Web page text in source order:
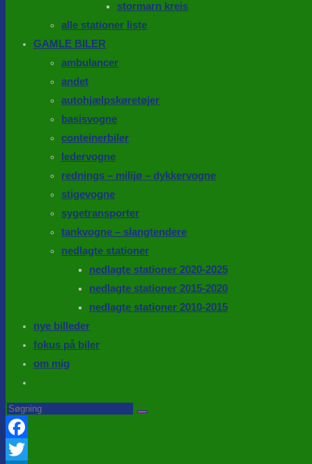
stormarn kreis
alle stationer liste
GAMLE BILER
ambulancer
andet
autohjælpskøretøjer
basisvogne
conteinerbiler
ledervogne
rednings – milijø – dykkervogne
stigevogne
sygetransporter
tankvogne – slangtendere
nedlagte stationer
nedlagte stationer 2020-2025
nedlagte stationer 2015-2020
nedlagte stationer 2010-2015
nye billeder
fokus på biler
om mig
website
Search
this
website
Facebook